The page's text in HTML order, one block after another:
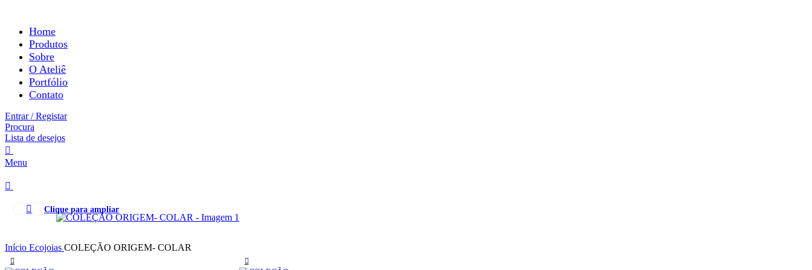
Home
Produtos
Sobre
O Ateliê
Portfólio
Contato
Entrar / Registar
Procura
Lista de desejos
Menu
Clique para ampliar
Início Ecojoias COLEÇÃO ORIGEM- COLAR